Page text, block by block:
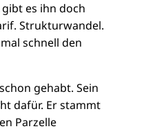
es ihn doch
Strukturwandel.
schnell den
gehabt. Sein
dafür. Er stammt
Parzelle